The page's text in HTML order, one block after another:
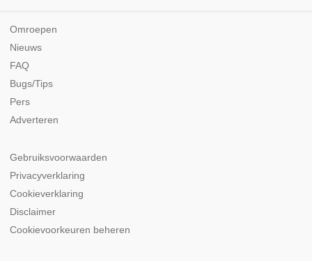
Omroepen
Nieuws
FAQ
Bugs/Tips
Pers
Adverteren
Gebruiksvoorwaarden
Privacyverklaring
Cookieverklaring
Disclaimer
Cookievoorkeuren beheren